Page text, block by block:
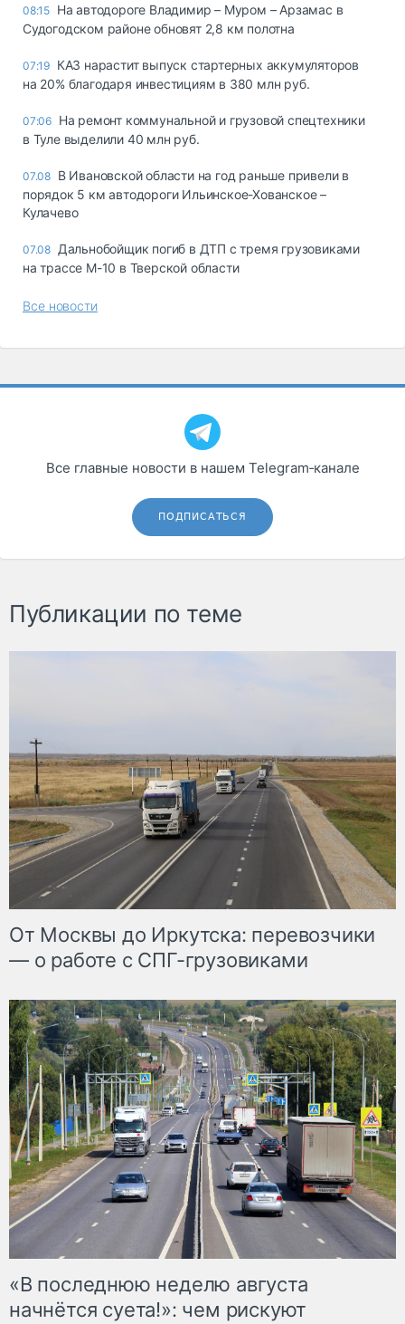
08:15 На автодороге Владимир – Муром – Арзамас в
Судогодском районе обновят 2,8 км полотна
07:19 КАЗ нарастит выпуск стартерных аккумуляторов
на 20% благодаря инвестициям в 380 млн руб.
07:06 На ремонт коммунальной и грузовой спецтехники
в Туле выделили 40 млн руб.
07.08 В Ивановской области на год раньше привели в
порядок 5 км автодороги Ильинское-Хованское –
Кулачево
07.08 Дальнобойщик погиб в ДТП с тремя грузовиками
на трассе М-10 в Тверской области
Все новости
Все главные новости в нашем Telegram‑канале
ПОДПИСАТЬСЯ
Публикации по теме
От Москвы до Иркутска: перевозчики
— о работе с СПГ-грузовиками
«В последнюю неделю августа
начнётся суета!»: чем рискуют